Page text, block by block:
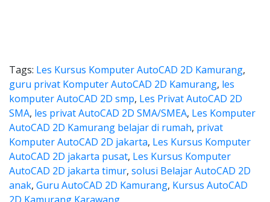
Tags: Les Kursus Komputer AutoCAD 2D Kamurang,
guru privat Komputer AutoCAD 2D Kamurang, les
komputer AutoCAD 2D smp, Les Privat AutoCAD 2D
SMA, les privat AutoCAD 2D SMA/SMEA, Les Komputer
AutoCAD 2D Kamurang belajar di rumah, privat
Komputer AutoCAD 2D jakarta, Les Kursus Komputer
AutoCAD 2D jakarta pusat, Les Kursus Komputer
AutoCAD 2D jakarta timur, solusi Belajar AutoCAD 2D
anak, Guru AutoCAD 2D Kamurang, Kursus AutoCAD
2D Kamurang Karawang